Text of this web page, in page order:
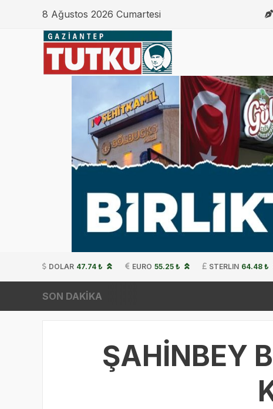
8 Ağustos 2026 Cumartesi
DOLAR 47.74 ₺ EURO 55.25 ₺ STERLIN 64.48 ₺
SON DAKİKA
ŞAHİNBEY